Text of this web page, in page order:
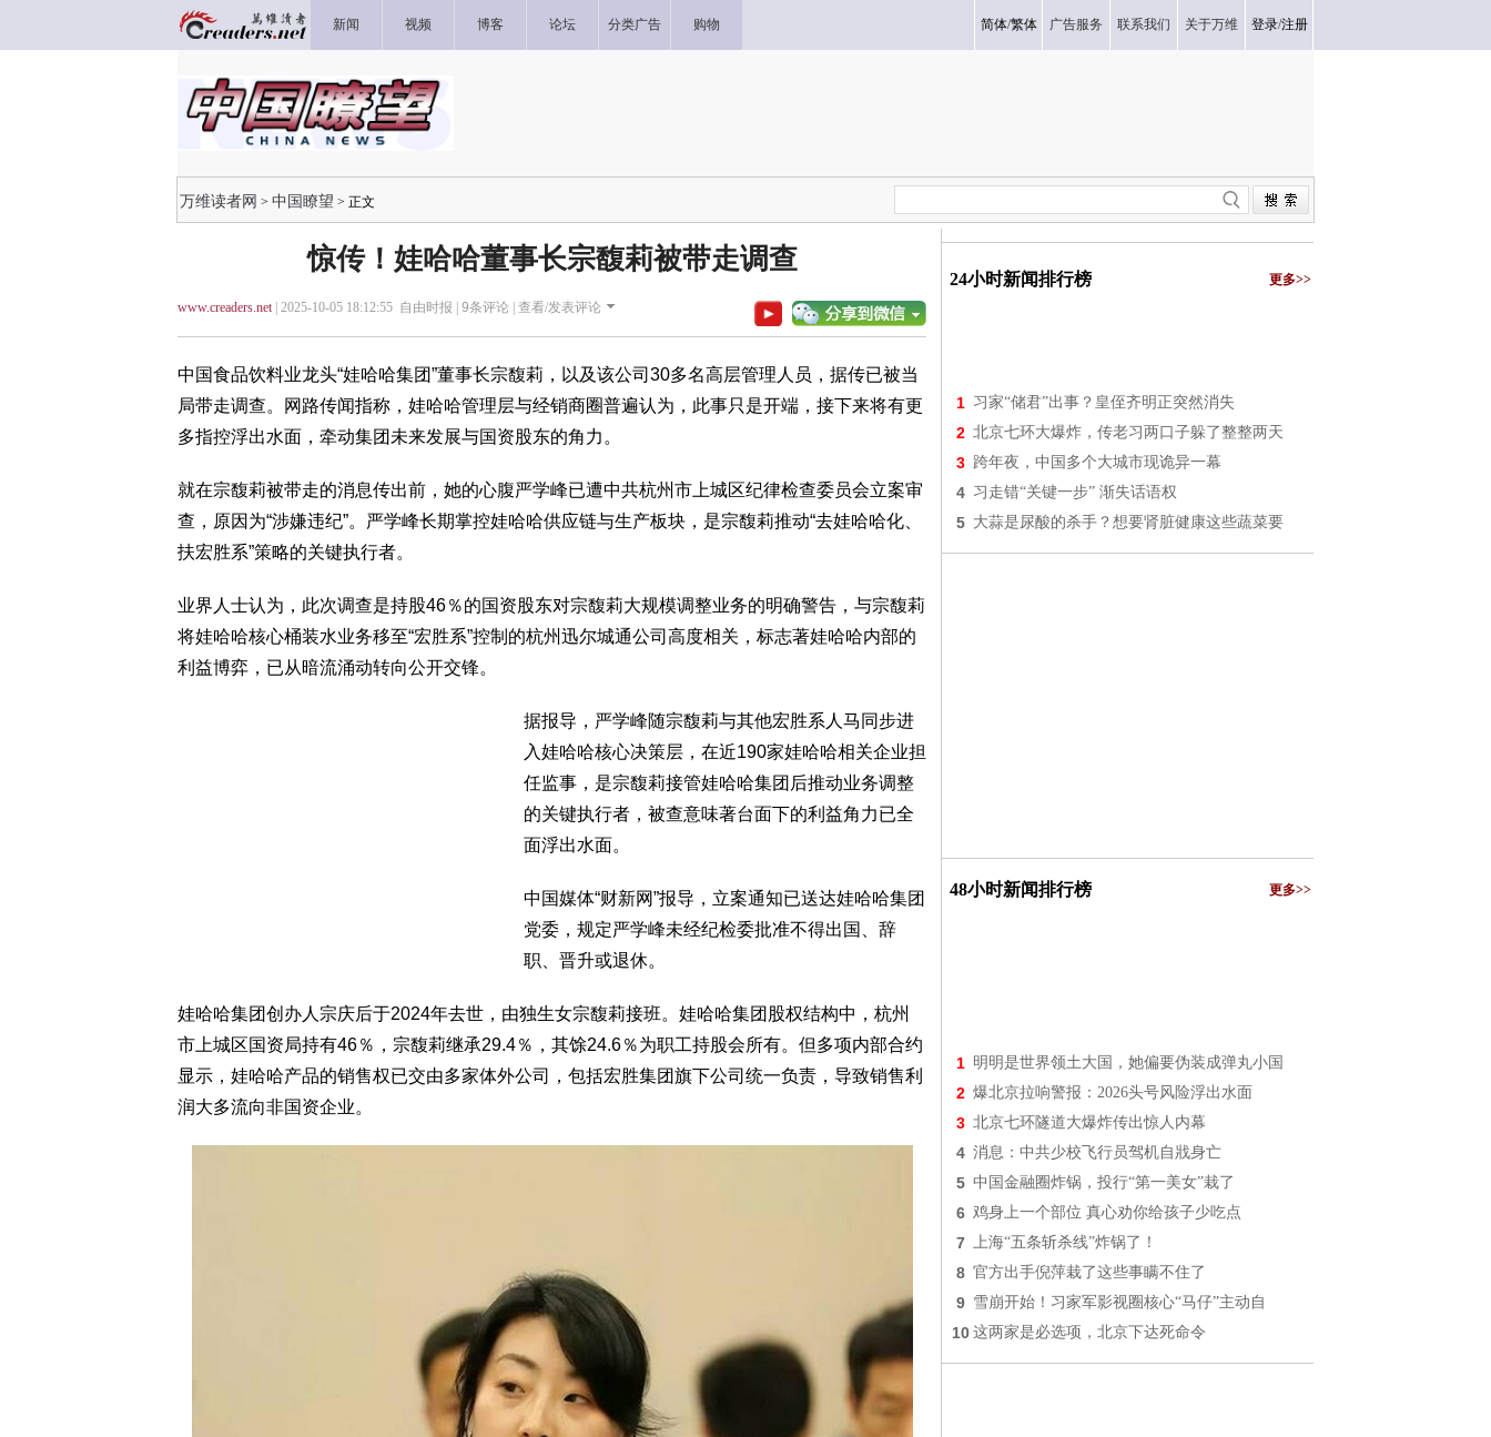
新闻 视频 博客 论坛 分类广告 购物 简体/繁体 广告服务 联系我们 关于万维 登录/注册
万维读者网 > 中国瞭望 > 正文
惊传！娃哈哈董事长宗馥莉被带走调查
www.creaders.net| 2025-10-05 18:12:55 自由时报 | 9条评论 | 查看/发表评论
中国食品饮料业龙头“娃哈哈集团”董事长宗馥莉，以及该公司30多名高层管理人员，据传已被当
局带走调查。网路传闻指称，娃哈哈管理层与经销商圈普遍认为，此事只是开端，接下来将有更
多指控浮出水面，牵动集团未来发展与国资股东的角力。
就在宗馥莉被带走的消息传出前，她的心腹严学峰已遭中共杭州市上城区纪律检查委员会立案审
查，原因为“涉嫌违纪”。严学峰长期掌控娃哈哈供应链与生产板块，是宗馥莉推动“去娃哈哈化、
扶宏胜系”策略的关键执行者。
业界人士认为，此次调查是持股46％的国资股东对宗馥莉大规模调整业务的明确警告，与宗馥莉
将娃哈哈核心桶装水业务移至“宏胜系”控制的杭州迅尔城通公司高度相关，标志著娃哈哈内部的
利益博弈，已从暗流涌动转向公开交锋。
据报导，严学峰随宗馥莉与其他宏胜系人马同步进
入娃哈哈核心决策层，在近190家娃哈哈相关企业担
任监事，是宗馥莉接管娃哈哈集团后推动业务调整
的关键执行者，被查意味著台面下的利益角力已全
面浮出水面。
中国媒体“财新网”报导，立案通知已送达娃哈哈集团
党委，规定严学峰未经纪检委批准不得出国、辞
职、晋升或退休。
娃哈哈集团创办人宗庆后于2024年去世，由独生女宗馥莉接班。娃哈哈集团股权结构中，杭州
市上城区国资局持有46％，宗馥莉继承29.4％，其馀24.6％为职工持股会所有。但多项内部合约
显示，娃哈哈产品的销售权已交由多家体外公司，包括宏胜集团旗下公司统一负责，导致销售利
润大多流向非国资企业。
24小时新闻排行榜 更多>>
1 习家“储君”出事？皇侄齐明正突然消失
2 北京七环大爆炸，传老习两口子躲了整整两天
3 跨年夜，中国多个大城市现诡异一幕
4 习走错“关键一步” 渐失话语权
5 大蒜是尿酸的杀手？想要肾脏健康这些蔬菜要
48小时新闻排行榜 更多>>
1 明明是世界领土大国，她偏要伪装成弹丸小国
2 爆北京拉响警报：2026头号风险浮出水面
3 北京七环隧道大爆炸传出惊人内幕
4 消息：中共少校飞行员驾机自戕身亡
5 中国金融圈炸锅，投行“第一美女”栽了
6 鸡身上一个部位 真心劝你给孩子少吃点
7 上海“五条斩杀线”炸锅了！
8 官方出手倪萍栽了这些事瞒不住了
9 雪崩开始！习家军影视圈核心“马仔”主动自
10 这两家是必选项，北京下达死命令